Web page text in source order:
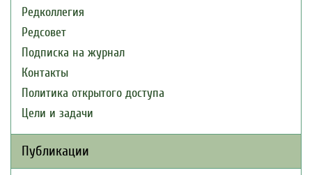
Редколлегия
Редсовет
Подписка на журнал
Контакты
Политика открытого доступа
Цели и задачи
Публикации